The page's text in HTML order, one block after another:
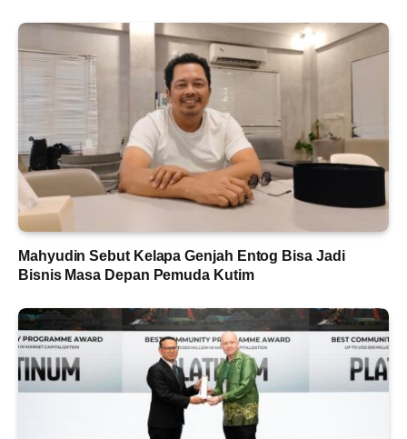
Mahyudin Sebut Kelapa Genjah Entog Bisa Jadi
Bisnis Masa Depan Pemuda Kutim